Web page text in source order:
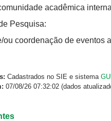
acadêmica
Pesquisa:
ou coordenação de eventos
Cadastrados no SIE e sistema
07/08/26 07:32:02 (dados